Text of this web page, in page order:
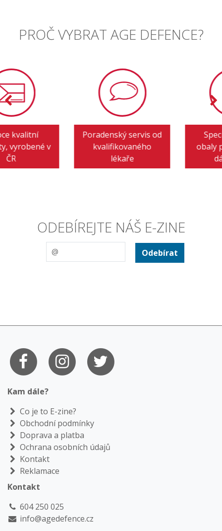
PROČ VYBRAT AGE DEFENCE?
Poradenský servis od
kvalifikovaného
Speciální airless
obaly pro pohodlné
ODEBÍREJTE NÁŠ E-ZINE
Odebírat
Kam dále?
Co je to E-zine?
Obchodní podmínky
Doprava a platba
Ochrana osobních údajů
Kontakt
Reklamace
Kontakt
604 250 025
info@agedefence.cz